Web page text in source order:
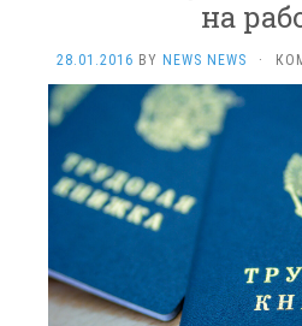
на
28.01.2016 BY NEWS NEWS ·